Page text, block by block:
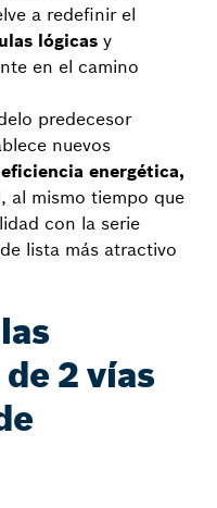
a redefinir el
lógicas y
en el camino
predecesor
nuevos
energética,
, al mismo tiempo que
con la serie
lista más atractivo
2 vías